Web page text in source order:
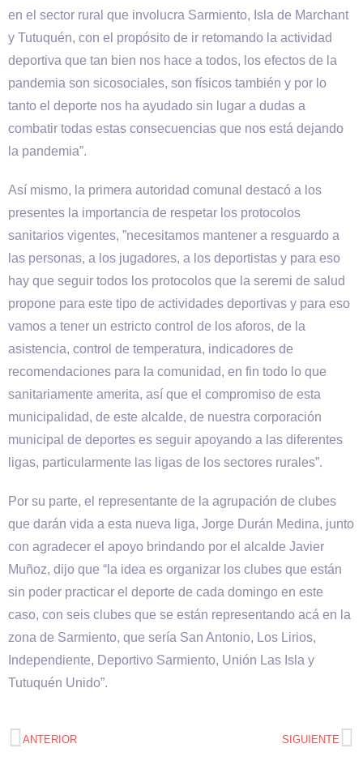
en el sector rural que involucra Sarmiento, Isla de Marchant
y Tutuquén, con el propósito de ir retomando la actividad
deportiva que tan bien nos hace a todos, los efectos de la
pandemia son sicosociales, son físicos también y por lo
tanto el deporte nos ha ayudado sin lugar a dudas a
combatir todas estas consecuencias que nos está dejando
la pandemia”.
Así mismo, la primera autoridad comunal destacó a los
presentes la importancia de respetar los protocolos
sanitarios vigentes, ”necesitamos mantener a resguardo a
las personas, a los jugadores, a los deportistas y para eso
hay que seguir todos los protocolos que la seremi de salud
propone para este tipo de actividades deportivas y para eso
vamos a tener un estricto control de los aforos, de la
asistencia, control de temperatura, indicadores de
recomendaciones para la comunidad, en fin todo lo que
sanitariamente amerita, así que el compromiso de esta
municipalidad, de este alcalde, de nuestra corporación
municipal de deportes es seguir apoyando a las diferentes
ligas, particularmente las ligas de los sectores rurales”.
Por su parte, el representante de la agrupación de clubes
que darán vida a esta nueva liga, Jorge Durán Medina, junto
con agradecer el apoyo brindando por el alcalde Javier
Muñoz, dijo que “la idea es organizar los clubes que están
sin poder practicar el deporte de cada domingo en este
caso, con seis clubes que se están representando acá en la
zona de Sarmiento, que sería San Antonio, Los Lirios,
Independiente, Deportivo Sarmiento, Unión Las Isla y
Tutuquén Unido”.
ANTERIOR SIGUIENTE